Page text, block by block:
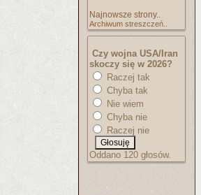
Najnowsze strony..
Archiwum streszczeń..
Czy wojna USA/Iran
skoczy się w 2026?
Raczej tak
Chyba tak
Nie wiem
Chyba nie
Raczej nie
Oddano 120 głosów.